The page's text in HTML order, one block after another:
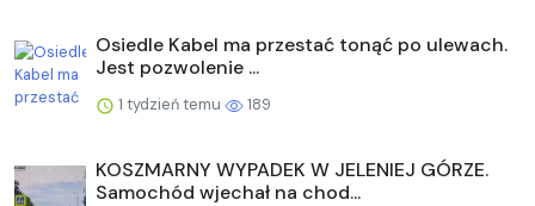
Osiedle Kabel ma przestać tonąć po ulewach.
Jest pozwolenie ...
1 tydzień temu 189
KOSZMARNY WYPADEK W JELENIEJ GÓRZE.
Samochód wjechał na chod...